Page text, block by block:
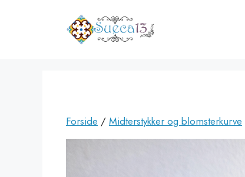
Forside / Midterstykker og blomsterkurve